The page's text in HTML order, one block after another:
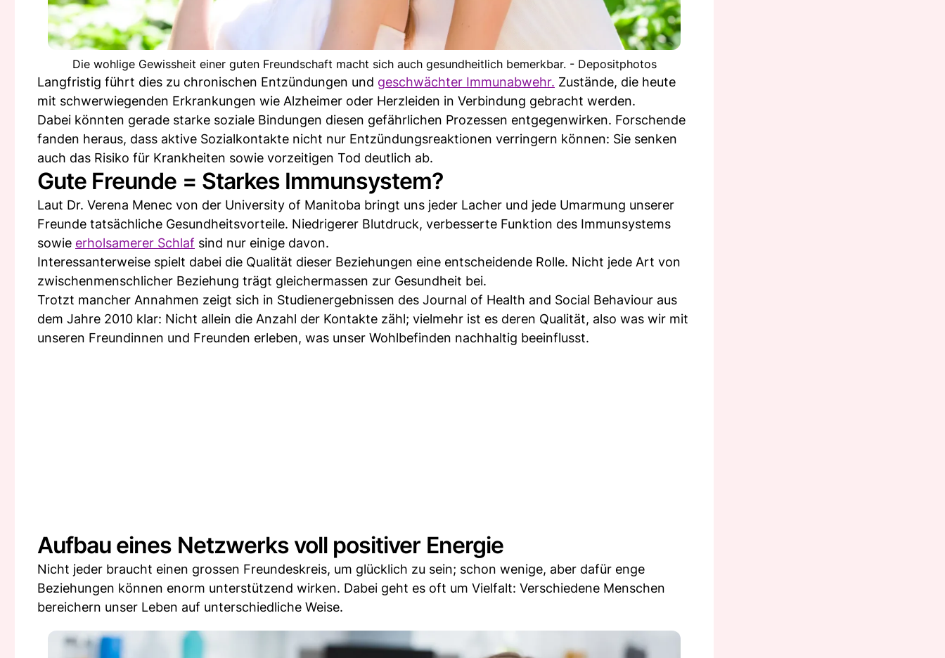
Die wohlige Gewissheit einer guten Freundschaft macht sich auch gesundheitlich bemerkbar. - Depositphotos
Langfristig führt dies zu chronischen Entzündungen und geschwächter Immunabwehr. Zustände, die heute
mit schwerwiegenden Erkrankungen wie Alzheimer oder Herzleiden in Verbindung gebracht werden.
Dabei könnten gerade starke soziale Bindungen diesen gefährlichen Prozessen entgegenwirken. Forschende
fanden heraus, dass aktive Sozialkontakte nicht nur Entzündungsreaktionen verringern können: Sie senken
auch das Risiko für Krankheiten sowie vorzeitigen Tod deutlich ab.
Gute Freunde = Starkes Immunsystem?
Laut Dr. Verena Menec von der University of Manitoba bringt uns jeder Lacher und jede Umarmung unserer
Freunde tatsächliche Gesundheitsvorteile. Niedrigerer Blutdruck, verbesserte Funktion des Immunsystems
sowie erholsamerer Schlaf sind nur einige davon.
Interessanterweise spielt dabei die Qualität dieser Beziehungen eine entscheidende Rolle. Nicht jede Art von
zwischenmenschlicher Beziehung trägt gleichermassen zur Gesundheit bei.
Trotzt mancher Annahmen zeigt sich in Studienergebnissen des Journal of Health and Social Behaviour aus
dem Jahre 2010 klar: Nicht allein die Anzahl der Kontakte zähl; vielmehr ist es deren Qualität, also was wir mit
unseren Freundinnen und Freunden erleben, was unser Wohlbefinden nachhaltig beeinflusst.
Aufbau eines Netzwerks voll positiver Energie
Nicht jeder braucht einen grossen Freundeskreis, um glücklich zu sein; schon wenige, aber dafür enge
Beziehungen können enorm unterstützend wirken. Dabei geht es oft um Vielfalt: Verschiedene Menschen
bereichern unser Leben auf unterschiedliche Weise.